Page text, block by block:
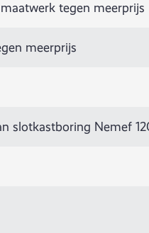
tegen meerprijs
meerprijs
slotkastboring Nemef